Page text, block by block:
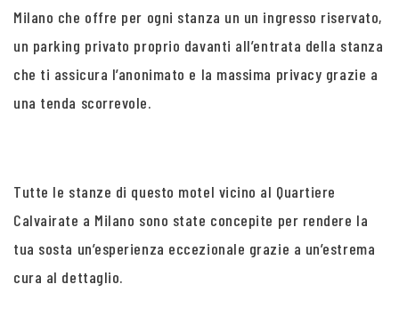
Milano che offre per ogni stanza un un ingresso riservato,
un parking privato proprio davanti all’entrata della stanza
che ti assicura l’anonimato e la massima privacy grazie a
una tenda scorrevole.
Tutte le stanze di questo motel vicino al Quartiere
Calvairate a Milano sono state concepite per rendere la
tua sosta un’esperienza eccezionale grazie a un’estrema
cura al dettaglio.